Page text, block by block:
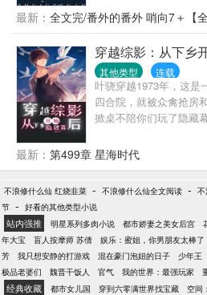
骨联合给剥了不留痕迹
闻的血案，一桩桩离奇
目，她的世界不再平静
真相，提醒她：“你最
你验尸。” 他不是北深
不是凉的，他却用解剖
孤寂？于她，他只是她
不曾挥去的旧梦。 ***
悉的背影，及熟悉的
说：“既然辜负，又何
诉了顾初，不要相信陆
辰…… *** 被青春圆寂的
春。 *** 【陆门系列】
情小说，带你进入不曾
系列，全新人物，质量
奇奇怪怪的。戴着墨镜
情。廖星火发现……他在
全。旧版文案：廖星火
有记忆，据说把他送到
塔木陀。所有要去塔木
为什么他也深陷其中……
最新： 全文完/番外的番外 哨向7＋【
穿越综影：从下乡
其他类型 连载
叶骁穿越1973年，这是
四合院，就被众禽抢房
掀桌不陪你们玩了隐藏
轻松生活，不主动，不
一切以书中主线为主）
最新： 第499章 星海时代
不浪修什么仙 红烧韭菜 - 不浪修什么仙全文阅读 -
节 - 好看的其他类型小说
站内强推 明星系列多肉小说 都市娇妻之美女后宫
年大宝
盲人按摩师 苏倩 娱乐：蜜姐，你男朋友太棒了
芳
我只想安静的打游戏 混在豪门泡妞的日子 少年王
极品老婆们
魏晋干饭人 官气 我的世界：最强玩家
经典收藏 都市女儿国 穿到六零满世界找宝藏 空间